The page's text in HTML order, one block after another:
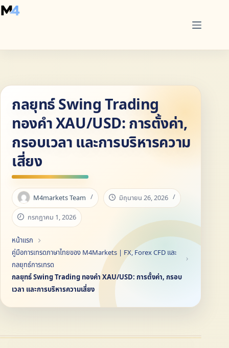
Skip
กลยุทธ์ Swing Trading
ทองคำ XAU/USD: การตั้งค่า,
กรอบเวลา และการบริหารความ
เสี่ยง
M4markets Team
มิถุนายน 26, 2026
กรกฎาคม 1, 2026
หน้าแรก
คู่มือการเทรดภาษาไทยของ M4Markets | FX, Forex CFD และ
กลยุทธ์การเทรด
กลยุทธ์ Swing Trading ทองคำ XAU/USD: การตั้งค่า, กรอบ
เวลา และการบริหารความเสี่ยง